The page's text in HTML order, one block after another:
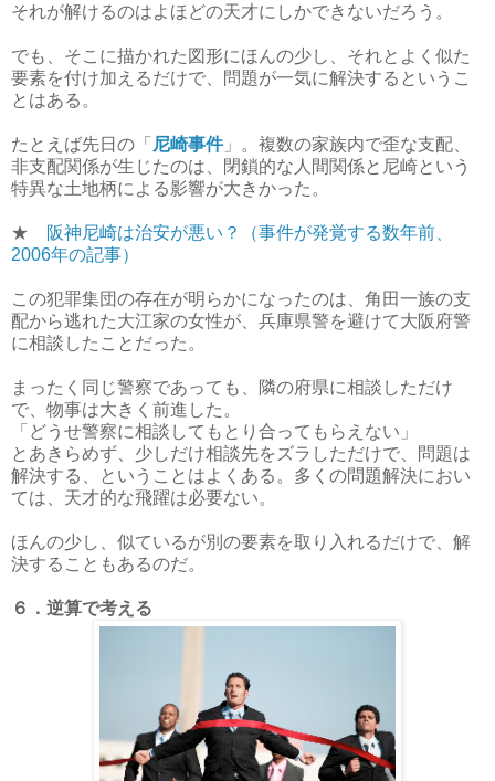
それが解けるのはよほどの天才にしかできないだろう。
でも、そこに描かれた図形にほんの少し、それとよく似た
要素を付け加えるだけで、問題が一気に解決するというこ
とはある。
たとえば先日の「 尼崎事件」。複数の家族内で歪な支配、
非支配関係が生じたのは、閉鎖的な人間関係と尼崎という
特異な土地柄による影響が大きかった。
★
阪神尼崎は治安が悪い？（事件が発覚する数年前、
2006年の記事）
この犯罪集団の存在が明らかになったのは、角田一族の支
配から逃れた大江家の女性が、兵庫県警を避けて大阪府警
に相談したことだった。
まったく同じ警察であっても、隣の府県に相談しただけ
で、物事は大きく前進した。
「どうせ警察に相談してもとり合ってもらえない」
とあきらめず、少しだけ相談先をズラしただけで、問題は
解決する、ということはよくある。多くの問題解決におい
ては、天才的な飛躍は必要ない。
ほんの少し、似ているが別の要素を取り入れるだけで、解
決することもあるのだ。
６．逆算で考える